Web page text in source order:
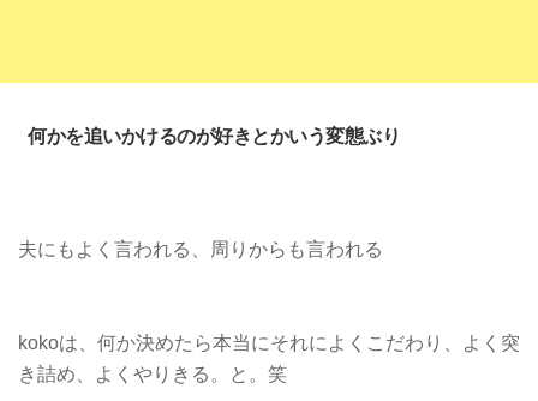
何かを追いかけるのが好きとかいう変態ぶり
夫にもよく言われる、周りからも言われる
kokoは、何か決めたら本当にそれによくこだわり、よく突
き詰め、よくやりきる。と。笑